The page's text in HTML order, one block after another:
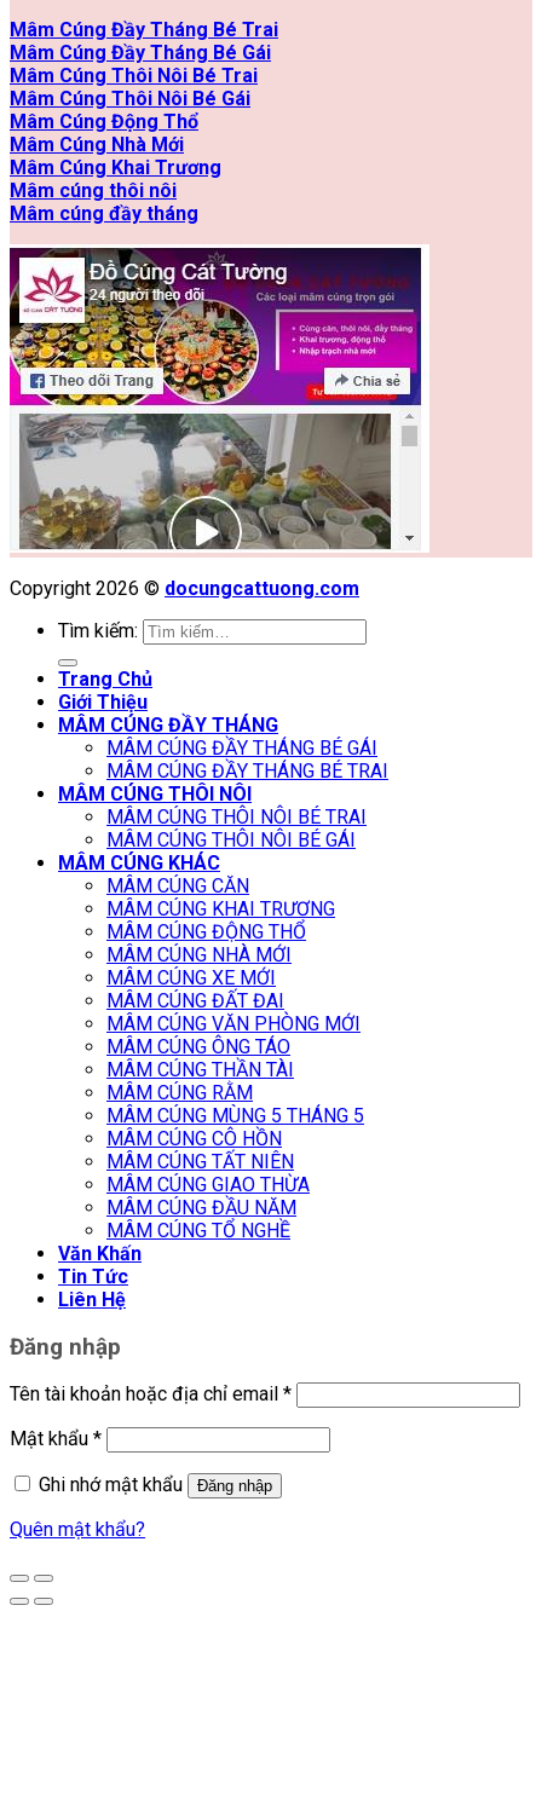
Mâm Cúng Đầy Tháng Bé Trai
Mâm Cúng Đầy Tháng Bé Gái
Mâm Cúng Thôi Nôi Bé Trai
Mâm Cúng Thôi Nôi Bé Gái
Mâm Cúng Động Thổ
Mâm Cúng Nhà Mới
Mâm Cúng Khai Trương
Mâm cúng thôi nôi
Mâm cúng đầy tháng
Copyright 2026 © docungcattuong.com
Tìm kiếm:
Trang Chủ
Giới Thiệu
MÂM CÚNG ĐẦY THÁNG
MÂM CÚNG ĐẦY THÁNG BÉ GÁI
MÂM CÚNG ĐẦY THÁNG BÉ TRAI
MÂM CÚNG THÔI NÔI
MÂM CÚNG THÔI NÔI BÉ TRAI
MÂM CÚNG THÔI NÔI BÉ GÁI
MÂM CÚNG KHÁC
MÂM CÚNG CĂN
MÂM CÚNG KHAI TRƯƠNG
MÂM CÚNG ĐỘNG THỔ
MÂM CÚNG NHÀ MỚI
MÂM CÚNG XE MỚI
MÂM CÚNG ĐẤT ĐAI
MÂM CÚNG VĂN PHÒNG MỚI
MÂM CÚNG ÔNG TÁO
MÂM CÚNG THẦN TÀI
MÂM CÚNG RẰM
MÂM CÚNG MÙNG 5 THÁNG 5
MÂM CÚNG CÔ HỒN
MÂM CÚNG TẤT NIÊN
MÂM CÚNG GIAO THỪA
MÂM CÚNG ĐẦU NĂM
MÂM CÚNG TỔ NGHỀ
Văn Khấn
Tin Tức
Liên Hệ
Đăng nhập
Tên tài khoản hoặc địa chỉ email *
Mật khẩu *
Ghi nhớ mật khẩu
Đăng nhập
Quên mật khẩu?